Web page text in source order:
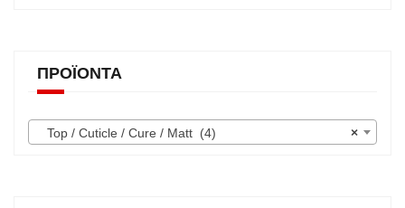
ΠΡΟΪΌΝΤΑ
×
Top / Cuticle / Cure / Matt (4)